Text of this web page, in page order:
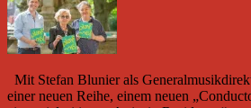
Mit Stefan Blunier als
einer neuen Reihe, einem neuen